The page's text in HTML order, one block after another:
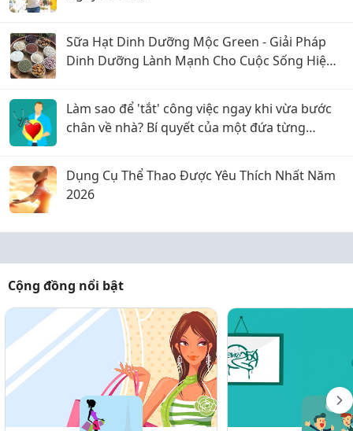
Sữa Hạt Dinh Dưỡng Mộc Green - Giải Pháp
Dinh Dưỡng Lành Mạnh Cho Cuộc Sống Hiện
Làm sao để 'tắt' công việc ngay khi vừa bước
chân về nhà? Bí quyết của một đứa từng
Dụng Cụ Thể Thao Được Yêu Thích Nhất Năm
2026
Cộng đồng nổi bật